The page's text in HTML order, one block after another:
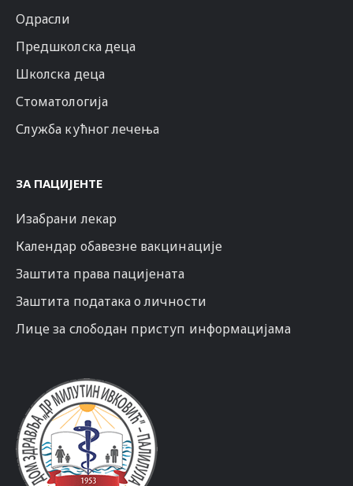
Одрасли
Предшколска деца
Школска деца
Стоматологија
Служба кућног лечења
ЗА ПАЦИЈЕНТЕ
Изабрани лекар
Календар обавезне вакцинације
Заштита права пацијената
Заштита података о личности
Лице за слободан приступ информацијама